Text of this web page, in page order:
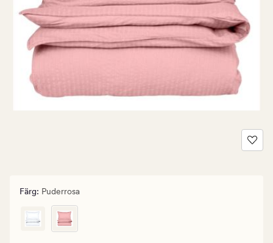
Färg: Puderrosa